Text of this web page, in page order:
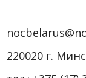
220020 г.